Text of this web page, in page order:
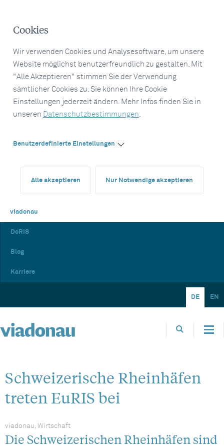
Cookies
Wir verwenden Cookies und Analysesoftware, um unsere
Website möglichst benutzerfreundlich zu gestalten. Mit
"Alle Akzeptieren" stimmen Sie der Verwendung
sämtlicher Cookies zu. Sie können Ihre Cookie
Einstellungen jederzeit ändern. Mehr Infos finden Sie in
unseren Datenschutzbestimmungen.
Benutzerdefinierte Einstellungen
Alle akzeptieren Nur Notwendige akzeptieren
viadonau
DoRIS
Blog
Karriere
DE EN
Schweizerische Rheinhäfen
treten EuRIS bei
viadonau, Wirtschaft
Die Schweizerischen Rheinhäfen sind